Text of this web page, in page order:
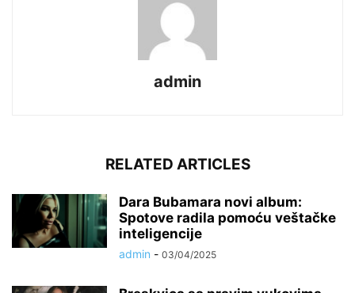
admin
RELATED ARTICLES
Dara Bubamara novi album:
Spotove radila pomoću veštačke
inteligencije
admin - 03/04/2025